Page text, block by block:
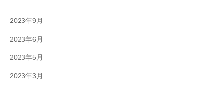
2023年9月
2023年6月
2023年5月
2023年3月